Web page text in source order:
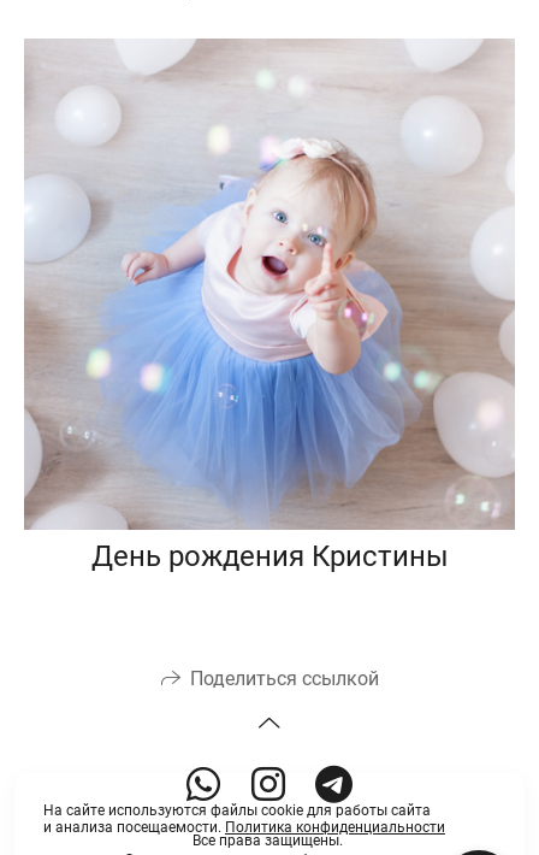
День рождения Кристины
Поделиться ссылкой
Все права защищены.
На сайте используются файлы cookie для работы сайта
и анализа посещаемости. Политика конфиденциальности